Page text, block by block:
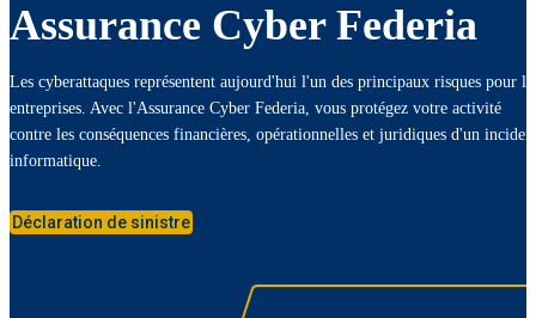
Assurance Cyber Federia
Les cyberattaques représentent aujourd'hui l'un des principaux risques pour
entreprises. Avec l'Assurance Cyber Federia, vous protégez votre activité
contre les conséquences financières, opérationnelles et juridiques d'un
informatique.
Déclaration de sinistre